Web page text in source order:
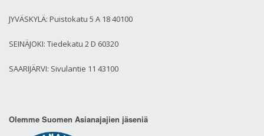
JYVÄSKYLÄ: Puistokatu 5 A 18 40100
SEINÄJOKI: Tiedekatu 2 D 60320
SAARIJÄRVI: Sivulantie 11 43100
Olemme Suomen Asianajajien jäseniä